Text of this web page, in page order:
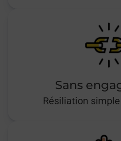
Sans
Résiliation